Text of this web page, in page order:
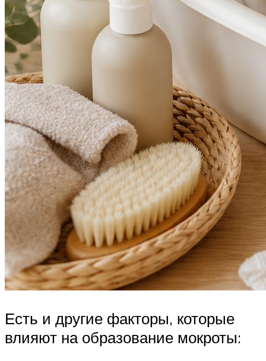
Есть и другие факторы, которые
влияют на образование мокроты: